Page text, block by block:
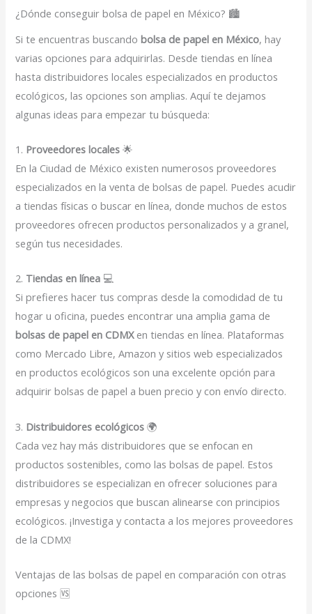
¿Dónde conseguir bolsa de papel en México? 🏙️
Si te encuentras buscandobolsa de papel en México, hay
varias opciones para adquirirlas. Desde tiendas en línea
hasta distribuidores locales especializados en productos
ecológicos, las opciones son amplias. Aquí te dejamos
algunas ideas para empezar tu búsqueda:
1. Proveedores locales 🌟
En la Ciudad de México existen numerosos proveedores
especializados en la venta de bolsas de papel. Puedes acudir
a tiendas físicas o buscar en línea, donde muchos de estos
proveedores ofrecen productos personalizados y a granel,
según tus necesidades.
2. Tiendas en línea 💻
Si prefieres hacer tus compras desde la comodidad de tu
hogar u oficina, puedes encontrar una amplia gama de
bolsas de papel en CDMXen tiendas en línea. Plataformas
como Mercado Libre, Amazon y sitios web especializados
en productos ecológicos son una excelente opción para
adquirir bolsas de papel a buen precio y con envío directo.
3. Distribuidores ecológicos 🌍
Cada vez hay más distribuidores que se enfocan en
productos sostenibles, como las bolsas de papel. Estos
distribuidores se especializan en ofrecer soluciones para
empresas y negocios que buscan alinearse con principios
ecológicos. ¡Investiga y contacta a los mejores proveedores
de la CDMX!
Ventajas de las bolsas de papel en comparación con otras
opciones 🆚